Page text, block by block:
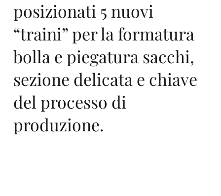
posizionati 5 nuovi
“traini” per la formatura
bolla e piegatura sacchi,
sezione delicata e chiave
del processo di
produzione.
Srl
,